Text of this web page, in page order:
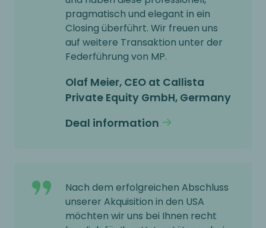
pragmatisch und elegant in ein
Closing überführt. Wir freuen uns
auf weitere Transaktion unter der
Federführung von MP.
Olaf Meier, CEO at Callista
Private Equity GmbH, Germany
Deal information
Nach dem erfolgreichen Abschluss
unserer Akquisition in den USA
möchten wir uns bei Ihnen recht